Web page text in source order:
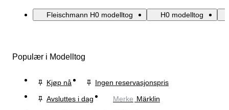
Fleischmann H0 modelltog H0 modelltog
Populær i Modelltog
Kjøp nå
Ingen reservasjonspris
Avsluttes i dag
Merke Märklin